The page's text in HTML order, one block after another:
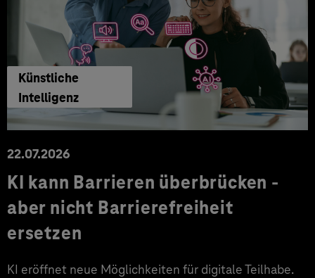
Künstliche
Intelligenz
22.07.2026
KI kann Barrieren überbrücken -
aber nicht Barrierefreiheit
ersetzen
KI eröffnet neue Möglichkeiten für digitale Teilhabe.